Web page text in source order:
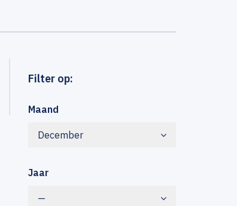
Filter op:
Maand
December
Jaar
—